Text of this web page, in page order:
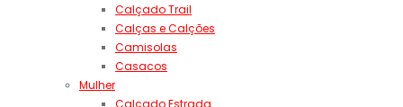
Calçado Trail
Calças e Calções
Camisolas
Casacos
Mulher
Calçado Estrada